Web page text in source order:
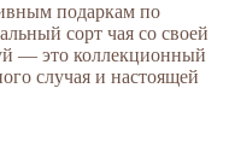
подаркам по
сорт чая со своей
— это коллекционный
случая и настоящей